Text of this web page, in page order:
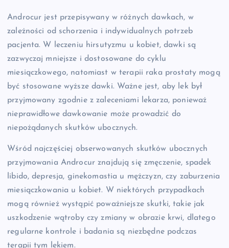
Androcur jest przepisywany w różnych dawkach, w
zależności od schorzenia i indywidualnych potrzeb
pacjenta. W leczeniu hirsutyzmu u kobiet, dawki są
zazwyczaj mniejsze i dostosowane do cyklu
miesiączkowego, natomiast w terapii raka prostaty mogą
być stosowane wyższe dawki. Ważne jest, aby lek był
przyjmowany zgodnie z zaleceniami lekarza, ponieważ
nieprawidłowe dawkowanie może prowadzić do
niepożądanych skutków ubocznych.
Wśród najczęściej obserwowanych skutków ubocznych
przyjmowania Androcur znajdują się zmęczenie, spadek
libido, depresja, ginekomastia u mężczyzn, czy zaburzenia
miesiączkowania u kobiet. W niektórych przypadkach
mogą również wystąpić poważniejsze skutki, takie jak
uszkodzenie wątroby czy zmiany w obrazie krwi, dlatego
regularne kontrole i badania są niezbędne podczas
terapii tym lekiem.